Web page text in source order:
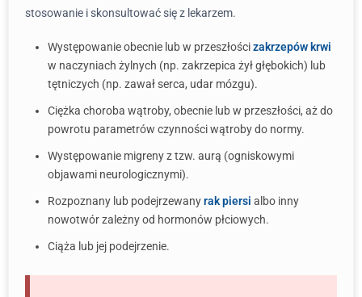
stosowanie i skonsultować się z lekarzem.
Występowanie obecnie lub w przeszłościzakrzepów krwi
w naczyniach żylnych (np. zakrzepica żył głębokich) lub
tętniczych (np. zawał serca, udar mózgu).
Ciężka choroba wątroby, obecnie lub w przeszłości, aż do
powrotu parametrów czynności wątroby do normy.
Występowanie migreny z tzw. aurą (ogniskowymi
objawami neurologicznymi).
Rozpoznany lub podejrzewanyrak piersi albo inny
nowotwór zależny od hormonów płciowych.
Ciąża lub jej podejrzenie.